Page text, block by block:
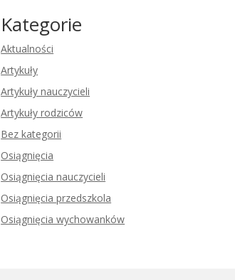
Kategorie
Aktualności
Artykuły
Artykuły nauczycieli
Artykuły rodziców
Bez kategorii
Osiągnięcia
Osiągnięcia nauczycieli
Osiągnięcia przedszkola
Osiągnięcia wychowanków